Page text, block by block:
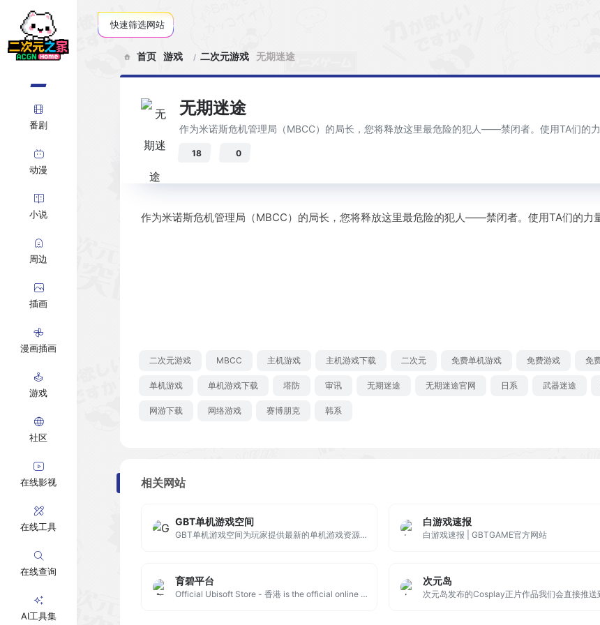
番剧
动漫
小说
周边
插画
漫画插画
游戏
社区
在线影视
在线工具
在线查询
AI工具集
快速筛选网站
首页 游戏 二次元游戏 无期迷途
无期迷途
作为米诺斯危机管理局（MBCC）的局长，您将释放这里最危险的犯人——禁闭者。使用TA们的
18 0
作为米诺斯危机管理局（MBCC）的局长，您将释放这里最危险的犯人——禁闭者。使用TA们的力
二次元游戏 MBCC 主机游戏 主机游戏下载 二次元 免费单机游戏 免费游戏 免
单机游戏 单机游戏下载 塔防 审讯 无期迷途 无期迷途官网 日系 武器迷途
网游下载 网络游戏 赛博朋克 韩系
相关网站
GBT单机游戏空间
GBT单机游戏空间为玩家提供最新的单机游戏资源下载，游戏、攻略、单机游戏资源、汉化资源、游戏补丁。GBT单机游戏空间-分享最优质的单机游戏资源下载-角色扮演-动作冒险-休闲益智-动作游戏- 模拟经营-策略游戏-冒险解谜-射击游戏-恐怖冒险-游戏资源网站。找单机游戏资源就来GBT单机游戏空间！
白游戏速报
白游戏速报 | GBTGAME官方网站
育碧平台
Official Ubisoft Store - 香港 is the official online store for Ubisoft products - Exclusive Discounts Every Week - 20% extra discount with Ubisoft Club
次元岛